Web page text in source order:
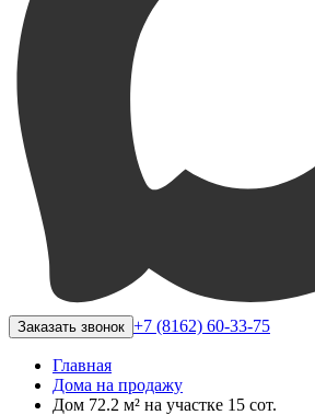
Заказать звонок +7 (8162) 60-33-75
Главная
Дома на продажу
Дом 72.2 м² на участке 15 сот.